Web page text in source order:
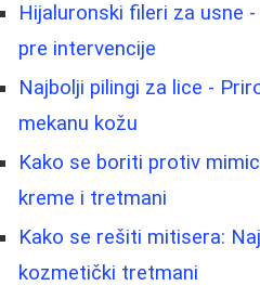
Hijaluronski fileri za usne
pre intervencije
Najbolji pilingi za lice -
mekanu kožu
Kako se boriti protiv
kreme i tretmani
Kako se rešiti mitisera:
kozmetički tretmani